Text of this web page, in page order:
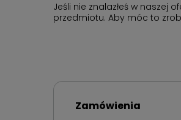
Jeśli nie znalazłeś w naszej
przedmiotu. Aby móc to
Zamówienia